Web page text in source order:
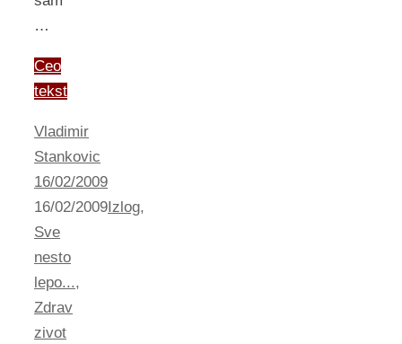
…
Ceo
tekst
Vladimir
Stankovic
16/02/2009
16/02/2009 Izlog,
Sve
nesto
lepo...,
Zdrav
zivot